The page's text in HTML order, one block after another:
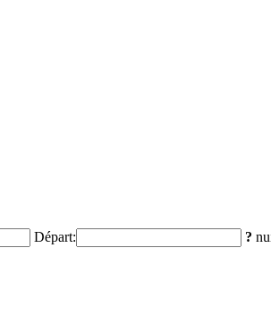
Départ: ?